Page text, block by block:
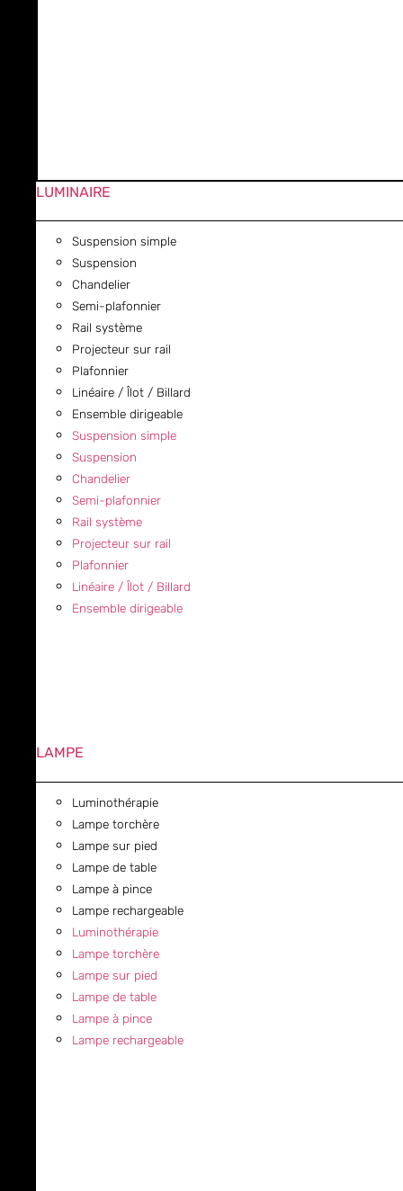
LUMINAIRE
Suspension simple
Suspension
Chandelier
Semi-plafonnier
Rail système
Projecteur sur rail
Plafonnier
Linéaire / Îlot / Billard
Ensemble dirigeable
Suspension simple
Suspension
Chandelier
Semi-plafonnier
Rail système
Projecteur sur rail
Plafonnier
Linéaire / Îlot / Billard
Ensemble dirigeable
LAMPE
Luminothérapie
Lampe torchère
Lampe sur pied
Lampe de table
Lampe à pince
Lampe rechargeable
Luminothérapie
Lampe torchère
Lampe sur pied
Lampe de table
Lampe à pince
Lampe rechargeable